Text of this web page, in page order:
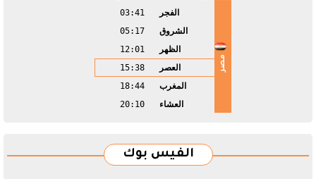
مصر
الفجر
03:41
الشروق
05:17
الظهر
12:01
العصر
15:38
المغرب
18:44
العشاء
20:10
الفيس بوك